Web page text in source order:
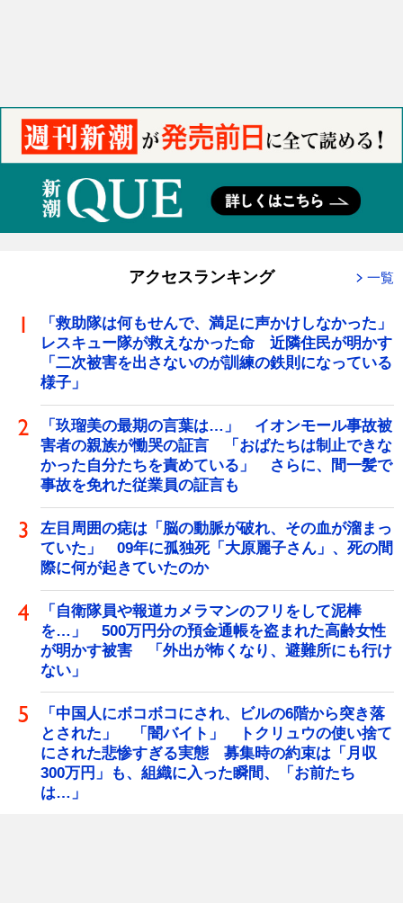
アクセスランキング 一覧
「救助隊は何もせんで、満足に声かけしなかった」
レスキュー隊が救えなかった命 近隣住民が明かす
「二次被害を出さないのが訓練の鉄則になっている
様子」
「玖瑠美の最期の言葉は…」 イオンモール事故被
害者の親族が慟哭の証言 「おばたちは制止できな
かった自分たちを責めている」 さらに、間一髪で
事故を免れた従業員の証言も
左目周囲の痣は「脳の動脈が破れ、その血が溜まっ
ていた」 09年に孤独死「大原麗子さん」、死の間
際に何が起きていたのか
「自衛隊員や報道カメラマンのフリをして泥棒
を…」 500万円分の預金通帳を盗まれた高齢女性
が明かす被害 「外出が怖くなり、避難所にも行け
ない」
「中国人にボコボコにされ、ビルの6階から突き落
とされた」 「闇バイト」 トクリュウの使い捨て
にされた悲惨すぎる実態 募集時の約束は「月収
300万円」も、組織に入った瞬間、「お前たち
は…」